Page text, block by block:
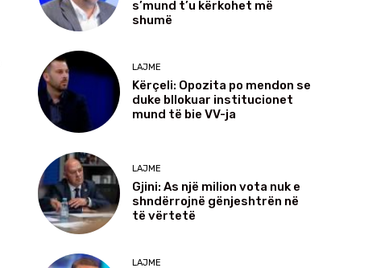
s’mund t’u kërkohet më
shumë
LAJME
Kërçeli: Opozita po mendon se
duke bllokuar institucionet
mund të bie VV-ja
LAJME
Gjini: As një milion vota nuk e
shndërrojnë gënjeshtrën në
të vërtetë
LAJME